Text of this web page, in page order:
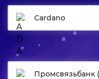
Cardano
Промсвязьбанк